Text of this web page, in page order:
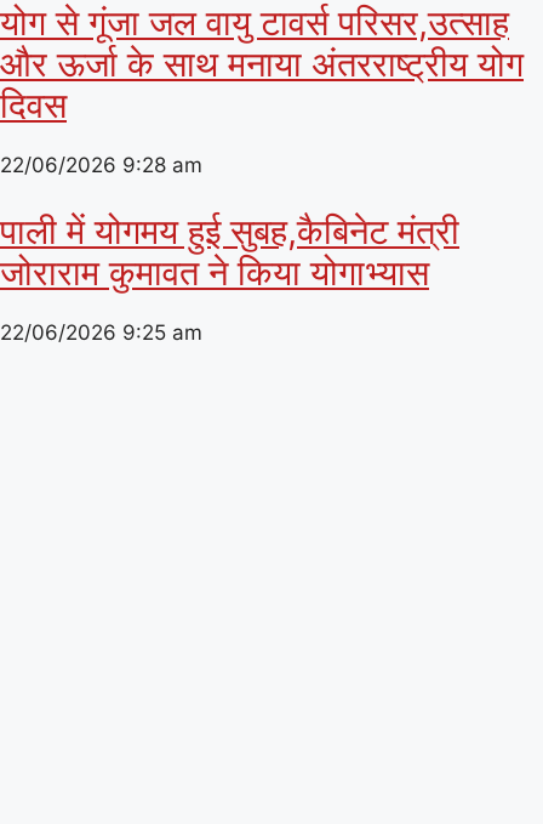
योग से गूंजा जल वायु टावर्स परिसर,उत्साह
और ऊर्जा के साथ मनाया अंतरराष्ट्रीय योग
दिवस
22/06/2026 9:28 am
पाली में योगमय हुई सुबह,कैबिनेट मंत्री
जोराराम कुमावत ने किया योगाभ्यास
22/06/2026 9:25 am